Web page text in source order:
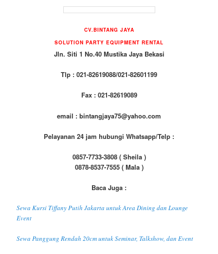
CV.BINTANG JAYA
SOLUTION PARTY EQUIPMENT RENTAL
Jln. Siti 1 No.40 Mustika Jaya Bekasi
Tlp : 021-82619088/021-82601199
Fax : 021-82619089
email : bintangjaya75@yahoo.com
Pelayanan 24 jam hubungi Whatsapp/Telp :
0857-7733-3808 ( Sheila )
0878-8537-7555 ( Mala )
Baca Juga :
Sewa Kursi Tiffany Putih Jakarta untuk Area Dining dan Lounge
Event
Sewa Panggung Rendah 20cm untuk Seminar, Talkshow, dan Event